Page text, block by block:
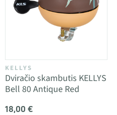
KELLYS
Dviračio skambutis KELLYS
Bell 80 Antique Red
18,00 €